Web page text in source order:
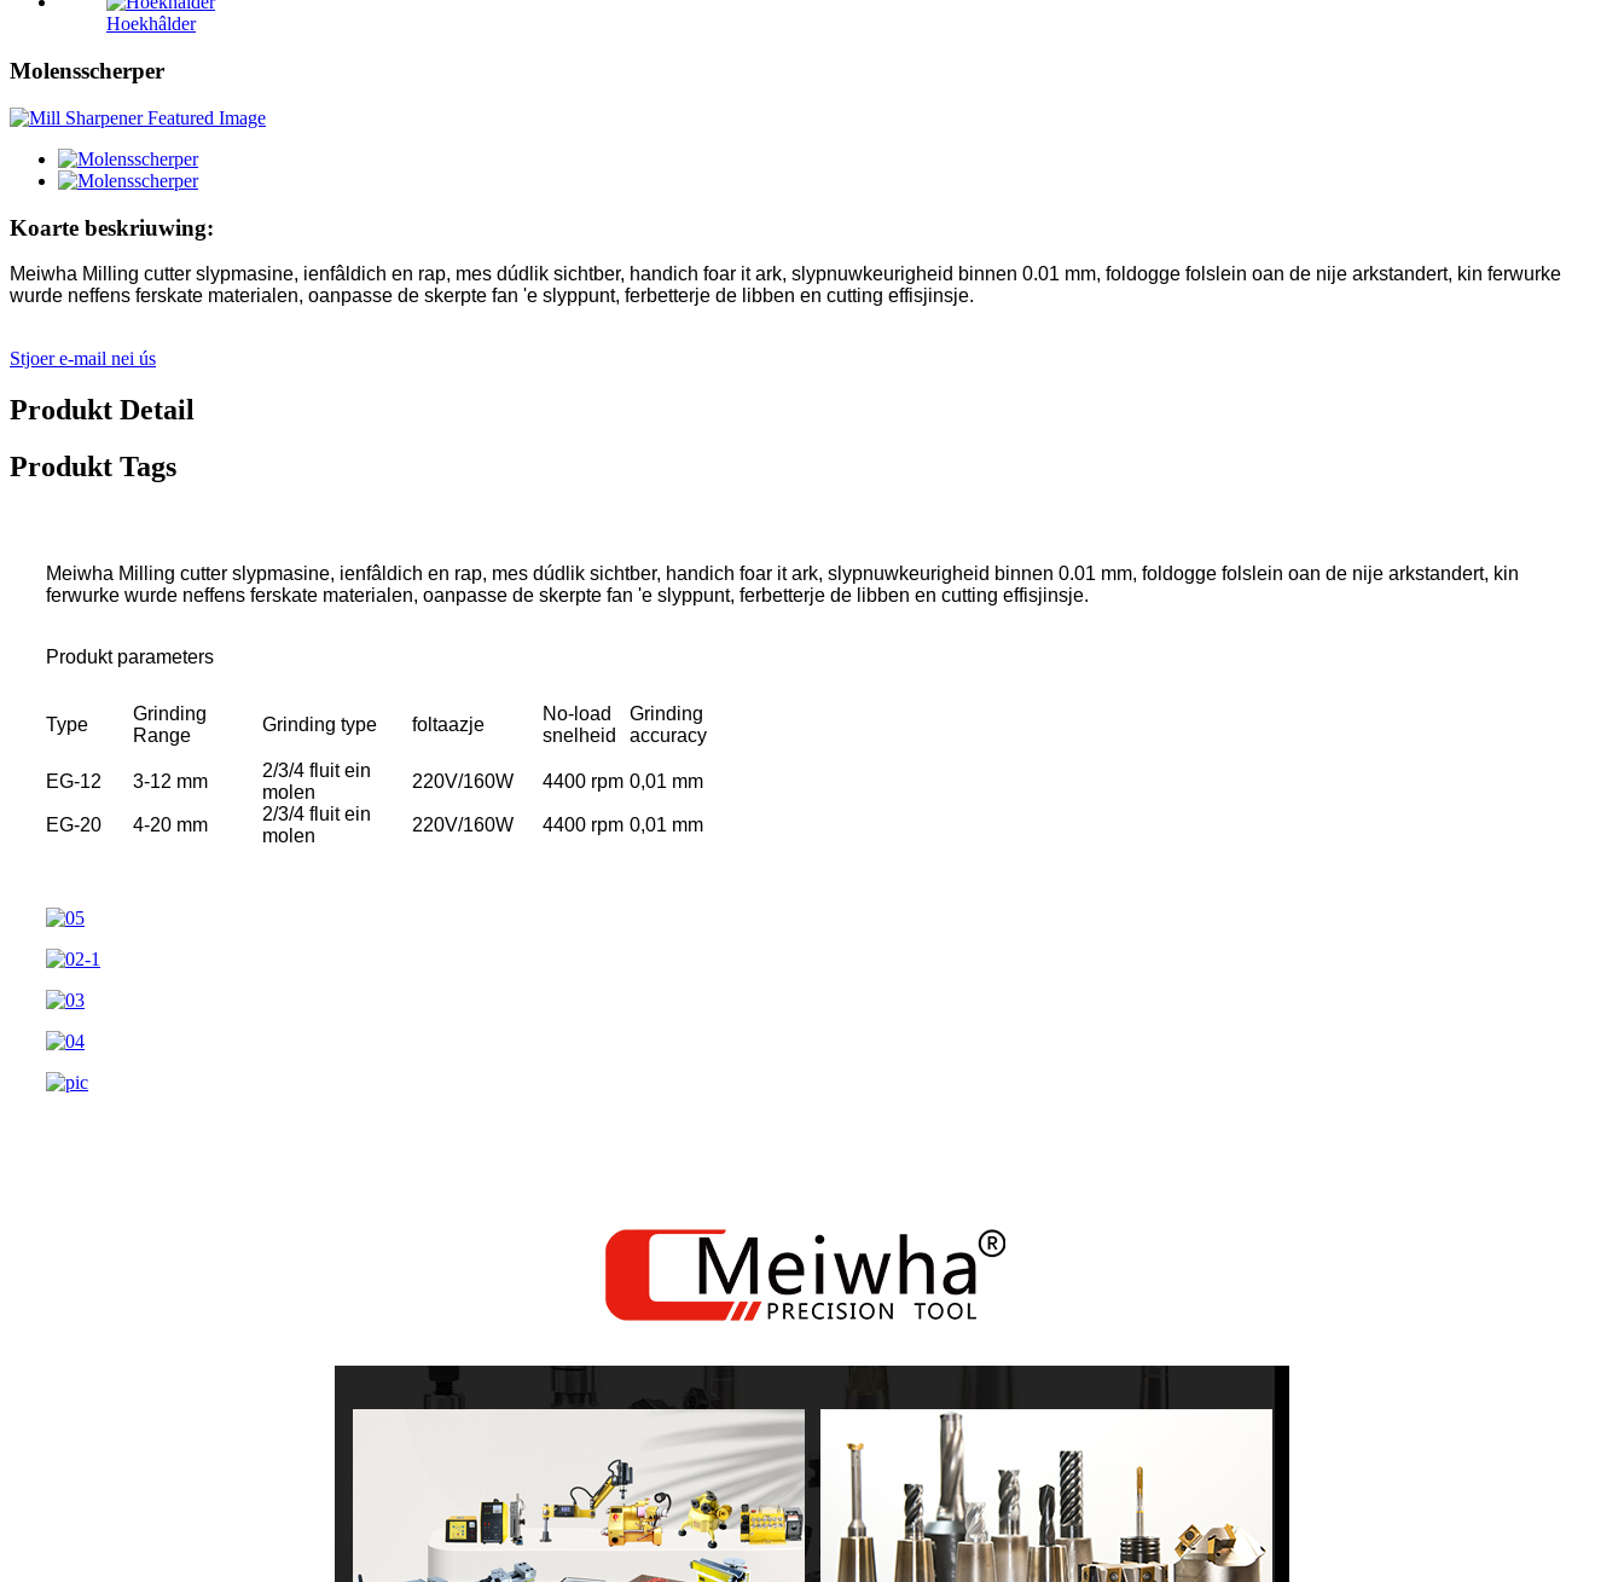
Hoekhâlder
Molensscherper
Koarte beskriuwing:
Meiwha Milling cutter slypmasine, ienfâldich en rap, mes dúdlik sichtber, handich foar it ark, slypnuwkeurigheid binnen 0.01 mm, foldogge folslein oan de nije arkstandert, kin ferwurke
wurde neffens ferskate materialen, oanpasse de skerpte fan 'e slyppunt, ferbetterje de libben en cutting effisjinsje.
Stjoer e-mail nei ús
Produkt Detail
Produkt Tags
Meiwha Milling cutter slypmasine, ienfâldich en rap, mes dúdlik sichtber, handich foar it ark, slypnuwkeurigheid binnen 0.01 mm, foldogge folslein oan de nije arkstandert, kin
ferwurke wurde neffens ferskate materialen, oanpasse de skerpte fan 'e slyppunt, ferbetterje de libben en cutting effisjinsje.
Produkt parameters
Type
Grinding
Range
Grinding type foltaazje
No-load
snelheid
Grinding
accuracy
EG-12 3-12 mm
2/3/4 fluit ein
molen
220V/160W 4400 rpm 0,01 mm
EG-20 4-20 mm
2/3/4 fluit ein
molen
220V/160W 4400 rpm 0,01 mm